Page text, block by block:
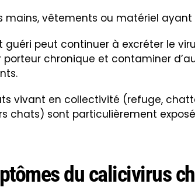
mains, vêtements ou matériel
guéri peut continuer à excréter le
porteur chronique et contaminer
vivant en collectivité (refuge,
chats) sont particulièrement
du calicivirus